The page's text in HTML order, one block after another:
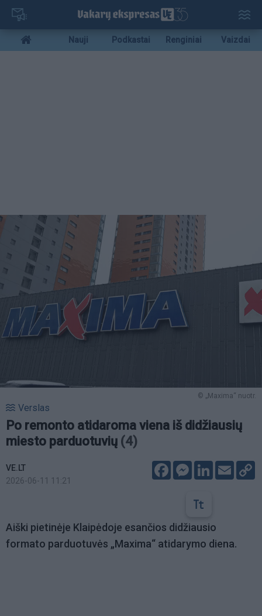
Pereiti
pagrindinį
turinį
Mobile
menu
Nauji Podkastai Renginiai Vaizdai
© „Maxima“ nuotr.
Verslas
Po remonto atidaroma viena iš didžiausių
miesto parduotuvių (4)
VE.LT
2026-06-11 11:21
FacebookMessenger
LinkedIn
Email
Aiški pietinėje Klaipėdoje esančios didžiausio
formato parduotuvės „Maxima“ atidarymo diena.